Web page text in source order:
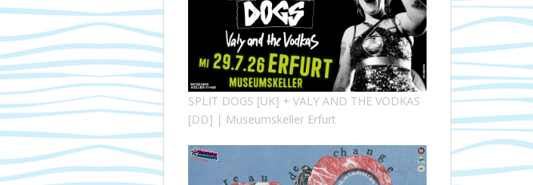
SPLIT DOGS [UK] + VALY AND THE VODKAS
[DD] | Museumskeller Erfurt